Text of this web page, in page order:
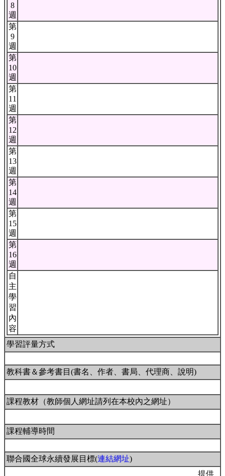
8
週
第
9
週
第
10
週
第
11
週
第
12
週
第
13
週
第
14
週
第
15
週
第
16
週
自
主
學
習
內
容
學習評量方式
教科書＆參考書目(書名、作者、書局、代理商、說明)
課程教材（教師個人網址請列在本校內之網址）
課程輔導時間
聯合國全球永續發展目標(連結網址)
提供